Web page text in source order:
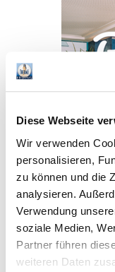
Diese Webseite
Wir verwenden
personalisieren,
zu können und die
analysieren.
Verwendung
soziale Medien,
Partner führen
weiteren Daten
Anreisetag
Aufenthalt
Preis